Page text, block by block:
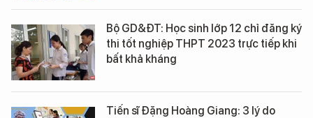
Bộ GD&ĐT: Học sinh lớp 12 chỉ đăng ký
thi tốt nghiệp THPT 2023 trực tiếp khi
bất khả kháng
Tiến sĩ Đặng Hoàng Giang: 3 lý do